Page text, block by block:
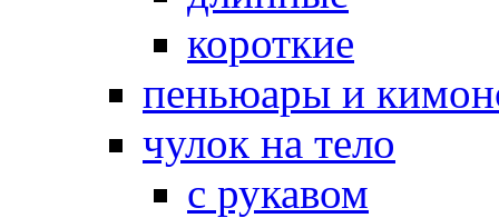
короткие
пеньюары и
чулок на тело
с рукавом